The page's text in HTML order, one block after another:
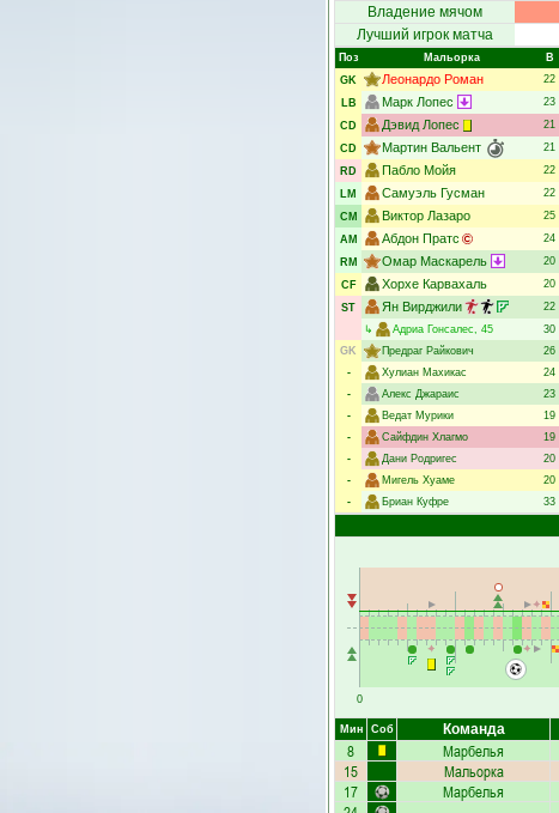
Владение мячом
Лучший игрок матча
Поз
Мальорка В
GK
Леонардо Роман 22
LB
Марк Лопес 23
CD
Дэвид Лопес 21
CD
Мартин Вальент 21
RD
Пабло Мойя 22
LM
Самуэль Гусман 22
CM
Виктор Лазаро 25
AM
Абдон Пратс 24
RM
Омар Маскарель 20
CF
Хорхе Карвахаль 20
ST
Ян Вирджили 22
↳
Адриа Гонсалес, 45 30
GK
Предраг Райкович 26
-
Хулиан Махикас 24
-
Алекс Джараис 23
-
Ведат Мурики 19
-
Сайфдин Хлагмо 19
-
Дани Родригес 20
-
Мигель Хуаме 20
-
Бриан Куфре 33
0
Мин Соб Команда
8 Марбелья
15 Мальорка
17 Марбелья